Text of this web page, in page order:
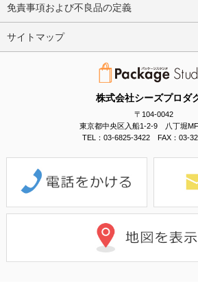
株式会社シーズプロダ
〒104-0042
東京都中央区入船1-2-9 八丁堀
TEL：03-6825-3422 FAX：03-
免責事項および不良品の定義
サイトマップ